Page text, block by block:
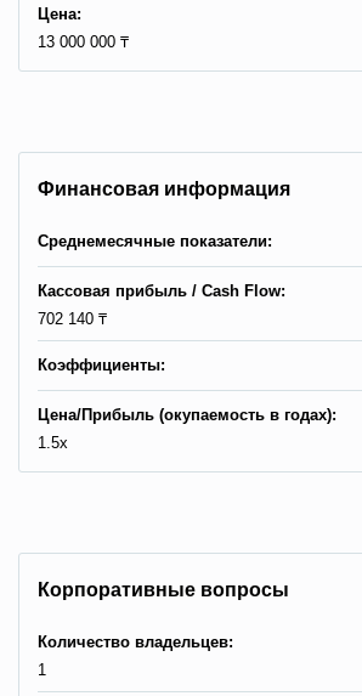
Цена:
13 000 000 ₸
Финансовая информация
Среднемесячные показатели:
Кассовая прибыль / Сash Flow:
702 140 ₸
Коэффициенты:
Цена/Прибыль (окупаемость в годах):
1.5x
Корпоративные вопросы
Количество владельцев:
1